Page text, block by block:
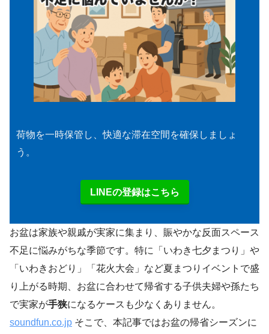
荷物を一時保管し、快適な滞在空間を確保しましょ
う。
LINEの登録はこちら
お盆は家族や親戚が実家に集まり、賑やかな反面スペース
不足に悩みがちな季節です。特に「いわき七夕まつり」や
「いわきおどり」「花火大会」など夏まつりイベントで盛
り上がる時期、お盆に合わせて帰省する子供夫婦や孫たち
で実家が手狭になるケースも少なくありません。
soundfun.co.jp そこで、本記事ではお盆の帰省シーズンに